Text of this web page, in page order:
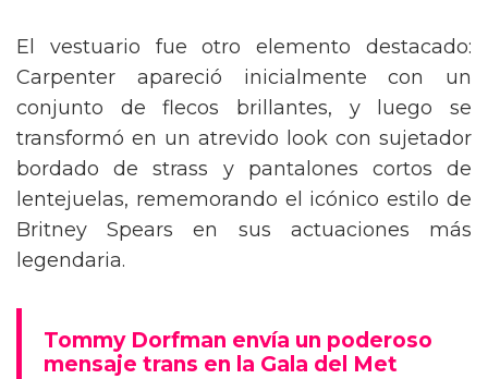
El vestuario fue otro elemento destacado:
Carpenter apareció inicialmente con un
conjunto de flecos brillantes, y luego se
transformó en un atrevido look con sujetador
bordado de strass y pantalones cortos de
lentejuelas, rememorando el icónico estilo de
Britney Spears en sus actuaciones más
legendaria.
Tommy Dorfman envía un poderoso
mensaje trans en la Gala del Met